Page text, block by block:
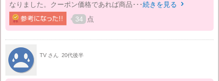
なりました。クーポン価格であれば商品･･･続きを見る 
34 点
TV さん 20代後半